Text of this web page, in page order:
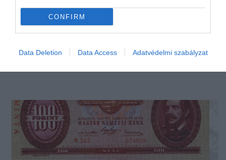
CONFIRM
Data Deletion Data Access Adatvédelmi szabályzat